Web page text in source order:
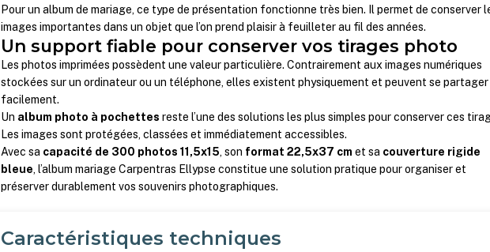
Pour un album de mariage, ce type de présentation fonctionne très bien. Il permet de conserver
images importantes dans un objet que l’on prend plaisir à feuilleter au fil des années.
Un support fiable pour conserver vos tirages photo
Les photos imprimées possèdent une valeur particulière. Contrairement aux images numériques
stockées sur un ordinateur ou un téléphone, elles existent physiquement et peuvent se partager
facilement.
Un album photo à pochettes reste l’une des solutions les plus simples pour conserver ces
Les images sont protégées, classées et immédiatement accessibles.
Avec sa capacité de 300 photos 11,5x15, son format 22,5x37 cm et sa couverture rigide
bleue, l’album mariage Carpentras Ellypse constitue une solution pratique pour organiser et
préserver durablement vos souvenirs photographiques.
Caractéristiques techniques